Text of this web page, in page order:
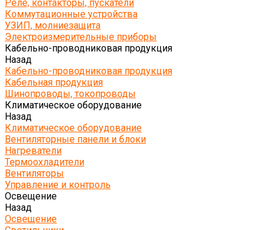
Реле, контакторы, пускатели
Коммутационные устройства
УЗИП, молниезащита
Электроизмерительные приборы
Кабельно-проводниковая продукция
Назад
Кабельно-проводниковая продукция
Кабельная продукция
Шинопроводы, токопроводы
Климатическое оборудование
Назад
Климатическое оборудование
Вентиляторные панели и блоки
Нагреватели
Термоохладители
Вентиляторы
Управление и контроль
Освещение
Назад
Освещение